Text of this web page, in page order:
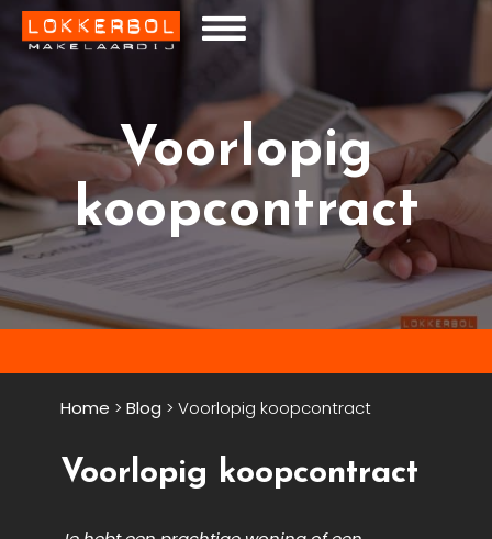
Voorlopig
koopcontract
Home > Blog > Voorlopig koopcontract
Voorlopig koopcontract